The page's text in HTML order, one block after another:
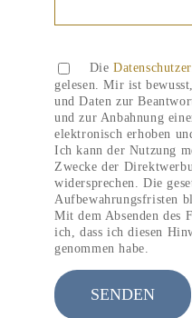
Die
gelesen. Mir ist
und Daten zur
und zur Anbahnung
elektronisch erhoben
Ich kann der Nutzung
Zwecke der
widersprechen. Die
Aufbewahrungsfristen
Mit dem Absenden des
ich, dass ich diesen
genommen habe.